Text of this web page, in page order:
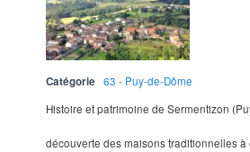
Catégorie
63 - Puy-de-Dôme
Histoire et patrimoine de Sermentizon
découverte des maisons traditionnelles à